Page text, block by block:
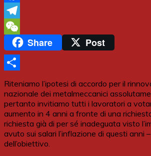
Facebook
Telegram
WeChatShare Post
Share
Riteniamo l’ipotesi di accordo per il
nazionale dei metalmeccanici
pertanto invitiamo tutti i lavoratori a
aumento in 4 anni a fronte di una
richiesta già di per sé inadeguata visto
avuto sui salari l’inflazione di questi anni
dell’obiettivo.